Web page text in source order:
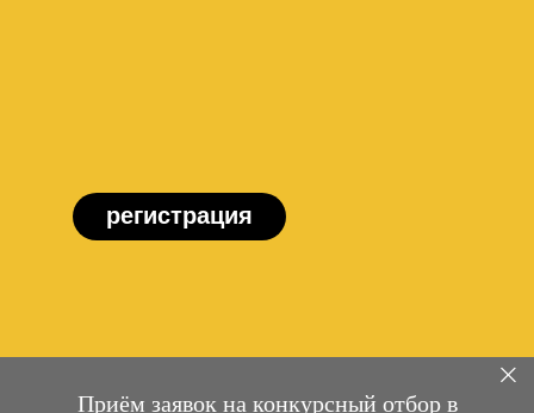
регистрация
Приём заявок на конкурсный отбор в